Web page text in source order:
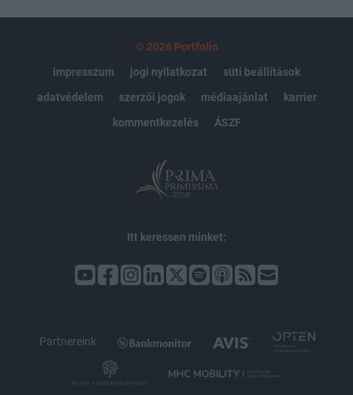
© 2026 Portfolio
impresszum
jogi nyilatkozat
süti beállítások
adatvédelem
szerzői jogok médiaajánlat
karrier
kommentkezelés
ÁSZF
Itt keressen minket:
Partnereink